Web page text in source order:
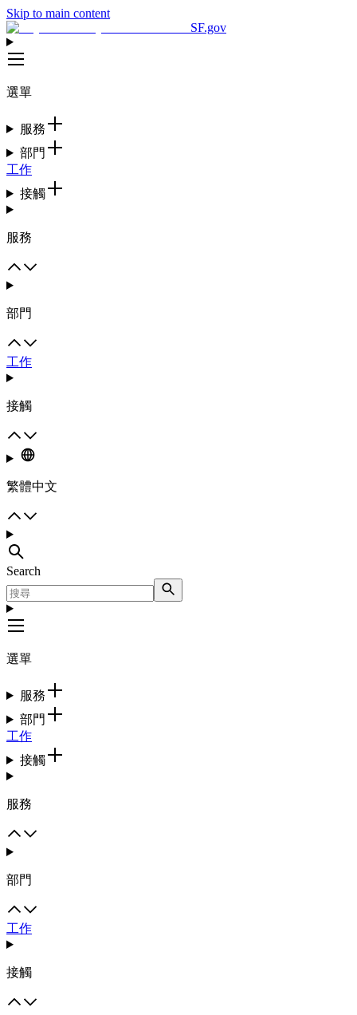
Skip to main content
SF.gov
選單
服務
部門
工作
接觸
服務
部門
工作
接觸
繁體中文
Search
選單
服務
部門
工作
接觸
服務
部門
工作
接觸